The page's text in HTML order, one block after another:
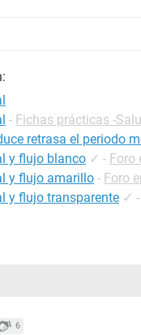
- Fichas prácticas -
retrasa el periodo
y flujo blanco ✓ - Foro
y flujo amarillo - Foro
y flujo transparente ✓ -
6